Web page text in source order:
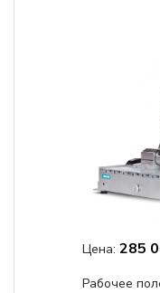
Цена: 285
Рабочее